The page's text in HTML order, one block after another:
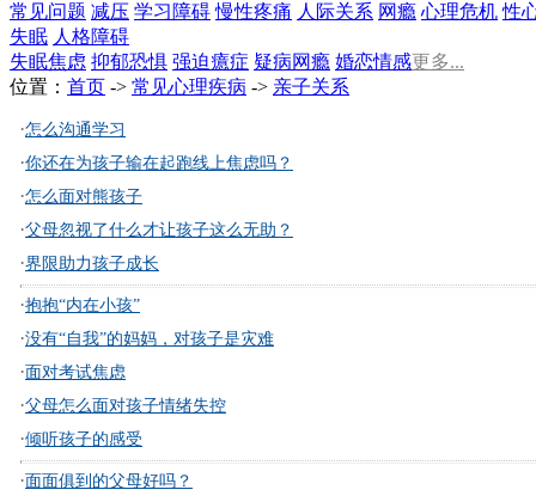
常见问题 减压 学习障碍 慢性疼痛 人际关系 网瘾 心理危机 性
失眠 人格障碍
失眠焦虑 抑郁恐惧 强迫癔症 疑病网瘾 婚恋情感更多...
位置： 首页 -> 常见心理疾病 -> 亲子关系
·怎么沟通学习
·你还在为孩子输在起跑线上焦虑吗？
·怎么面对熊孩子
·父母忽视了什么才让孩子这么无助？
·界限助力孩子成长
·抱抱“内在小孩”
·没有“自我”的妈妈，对孩子是灾难
·面对考试焦虑
·父母怎么面对孩子情绪失控
·倾听孩子的感受
·面面俱到的父母好吗？